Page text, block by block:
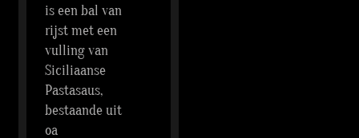
is een bal van
rijst met een
vulling van
Siciliaanse
Pastasaus,
bestaande uit
oa